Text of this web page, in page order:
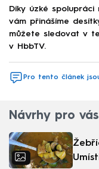
Díky úzké
vám přinášíme
můžete sledovat v
v HbbTV.
Pro tento článek
Návrhy pro vás